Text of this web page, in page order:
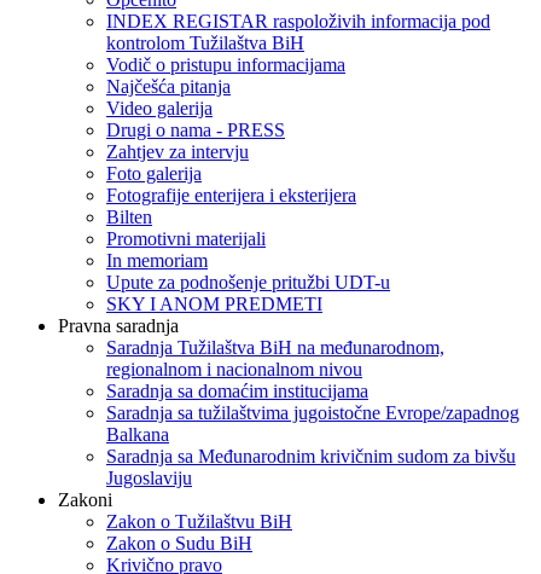
INDEX REGISTAR raspoloživih informacija pod
kontrolom Tužilaštva BiH
Vodič o pristupu informacijama
Najčešća pitanja
Video galerija
Drugi o nama - PRESS
Zahtjev za intervju
Foto galerija
Fotografije enterijera i eksterijera
Bilten
Promotivni materijali
In memoriam
Upute za podnošenje pritužbi UDT-u
SKY I ANOM PREDMETI
Pravna saradnja
Saradnja Tužilaštva BiH na međunarodnom,
regionalnom i nacionalnom nivou
Saradnja sa domaćim institucijama
Saradnja sa tužilaštvima jugoistočne Evrope/zapadnog
Balkana
Saradnja sa Međunarodnim krivičnim sudom za bivšu
Jugoslaviju
Zakoni
Zakon o Тužilaštvu BiH
Zakon o Sudu BiH
Krivično pravo